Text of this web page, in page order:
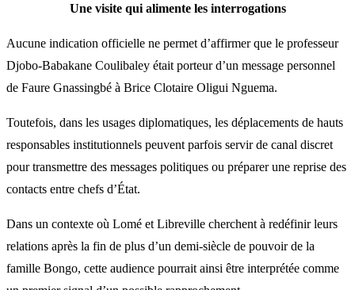
Une visite qui alimente les interrogations
Aucune indication officielle ne permet d’affirmer que le professeur
Djobo-Babakane Coulibaley était porteur d’un message personnel
de Faure Gnassingbé à Brice Clotaire Oligui Nguema.
Toutefois, dans les usages diplomatiques, les déplacements de hauts
responsables institutionnels peuvent parfois servir de canal discret
pour transmettre des messages politiques ou préparer une reprise des
contacts entre chefs d’État.
Dans un contexte où Lomé et Libreville cherchent à redéfinir leurs
relations après la fin de plus d’un demi-siècle de pouvoir de la
famille Bongo, cette audience pourrait ainsi être interprétée comme